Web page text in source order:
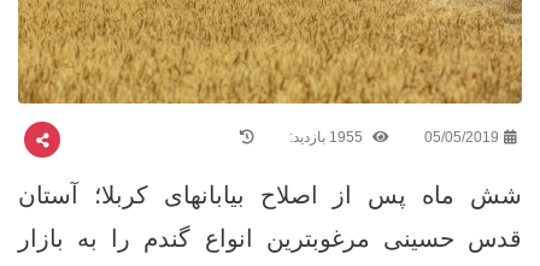
05/05/2019
شش ماه پس از اصلاح بیابانهای کربلا؛ آستان
قدس حسینی مرغوبترین انواع گندم را به بازار